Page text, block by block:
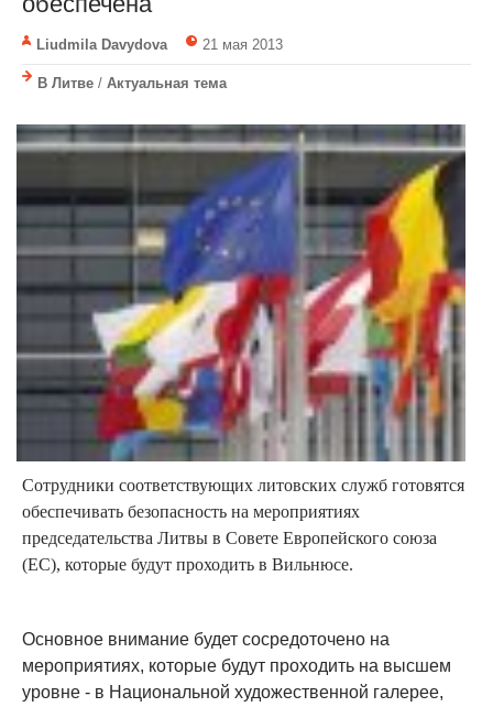
Liudmila Davydova 21 мая 2013
В Литве / Актуальная тема
Сотрудники соответствующих литовских служб готовятся
обеспечивать безопасность на мероприятиях
председательства Литвы в Совете Европейского союза
(ЕС), которые будут проходить в Вильнюсе.
Основное внимание будет сосредоточено на
мероприятиях, которые будут проходить на высшем
уровне - в Национальной художественной галерее,